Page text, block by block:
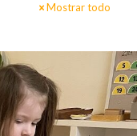
Mostrar todo